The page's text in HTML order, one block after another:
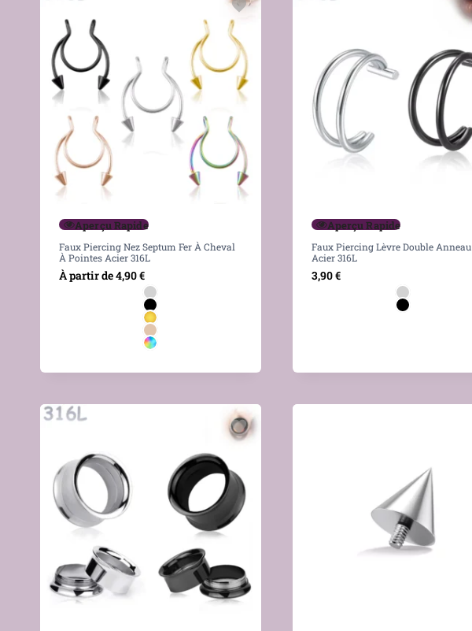
Aperçu Rapide
Faux Piercing Nez Septum Fer À Cheval
À Pointes Acier 316L
À partir de4,90€
Aperçu Rapide
Faux Piercing Lèvre Double Anneau
Acier 316L
3,90€